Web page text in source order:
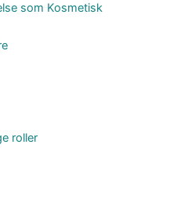
som Kosmetisk
roller